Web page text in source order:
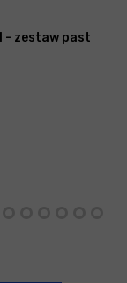
- zestaw past